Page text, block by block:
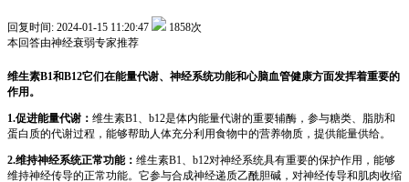
回复时间: 2024-01-15 11:20:47
1858次
本回答由神经衰弱专家推荐
维生素B1和B12它们在能量代谢、神经系统功能和心脑血管健康方面发挥着重要的
作用。
1.促进能量代谢： 维生素B1、b12是体内能量代谢的重要辅酶，参与糖类、脂肪和
蛋白质的代谢过程，能够帮助人体充分利用食物中的营养物质，提供能量供给。
2.维持神经系统正常功能： 维生素B1、b12对神经系统具有重要的保护作用，能够
维持神经传导的正常功能。它参与合成神经递质乙酰胆碱，对神经传导和肌肉收缩